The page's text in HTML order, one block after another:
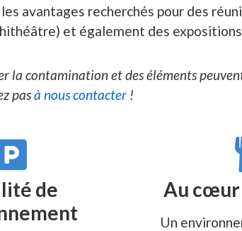
avantages recherchés pour des
et également des
la contamination et des éléments
pasà nous contacter!
de
Au cœur
Un